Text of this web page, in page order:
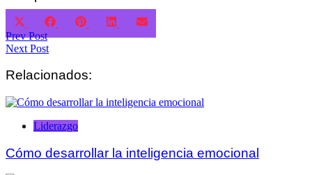
Compartir
en
(Twitter)
Compartir
FacebookCompartir
Pinterest Compartir
LinkedInCompartir
Navegación
de
entradas
Prev Post
Next Post
Relacionados:
Liderazgo
Cómo desarrollar la inteligencia emocional